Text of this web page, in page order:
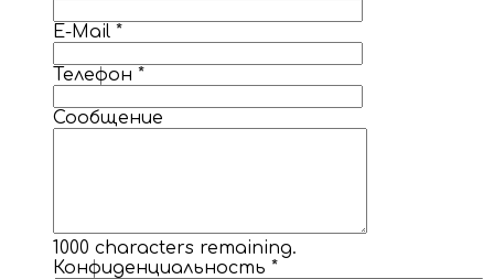
E-Mail *
Телефон *
Сообщение
1000 characters remaining.
Конфиденциальность *